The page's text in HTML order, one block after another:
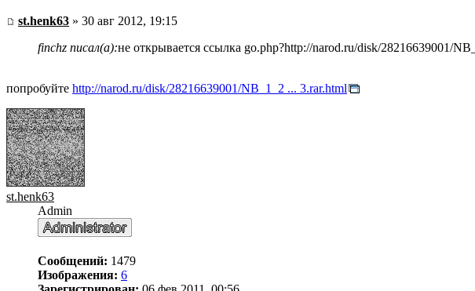
st.henk63 » 30 авг 2012, 19:15
finchz писал(а):не открывается ссылка go.php?http://narod.ru/disk/28216639001/
попробуйте http://narod.ru/disk/28216639001/NB_1_2 ... 3.rar.html
st.henk63
Admin
Сообщений: 1479
Изображения: 6